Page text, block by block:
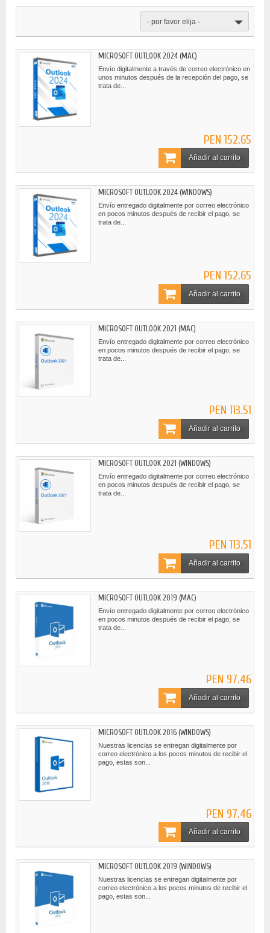
- por favor elija -
MICROSOFT OUTLOOK 2024 (MAC)
Envío digitalmente a través de correo electrónico en
unos minutos después de la recepción del pago, se
trata de...
PEN 152.65
Añadir al carrito
MICROSOFT OUTLOOK 2024 (WINDOWS)
Envío entregado digitalmente por correo electrónico
en pocos minutos después de recibir el pago, se
trata de...
PEN 152.65
Añadir al carrito
MICROSOFT OUTLOOK 2021 (MAC)
Envío entregado digitalmente por correo electrónico
en pocos minutos después de recibir el pago, se
trata de...
PEN 113.51
Añadir al carrito
MICROSOFT OUTLOOK 2021 (WINDOWS)
Envío entregado digitalmente por correo electrónico
en pocos minutos después de recibir el pago, se
trata de...
PEN 113.51
Añadir al carrito
MICROSOFT OUTLOOK 2019 (MAC)
Envío entregado digitalmente por correo electrónico
en pocos minutos después de recibir el pago, se
trata de...
PEN 97.46
Añadir al carrito
MICROSOFT OUTLOOK 2016 (WINDOWS)
Nuestras licencias se entregan digitalmente por
correo electrónico a los pocos minutos de recibir el
pago, estas son...
PEN 97.46
Añadir al carrito
MICROSOFT OUTLOOK 2019 (WINDOWS)
Nuestras licencias se entregan digitalmente por
correo electrónico a los pocos minutos de recibir el
pago, estas son...